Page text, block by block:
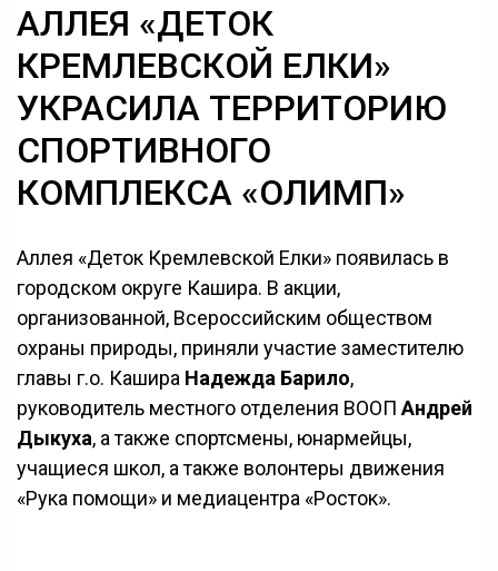
АЛЛЕЯ «ДЕТОК
КРЕМЛЕВСКОЙ ЕЛКИ»
УКРАСИЛА ТЕРРИТОРИЮ
СПОРТИВНОГО
КОМПЛЕКСА «ОЛИМП»
Аллея «Деток Кремлевской Елки» появилась в
городском округе Кашира. В акции,
организованной, Всероссийским обществом
охраны природы, приняли участие заместителю
главы г.о. Кашира Надежда Барило,
руководитель местного отделения ВООП Андрей
Дыкуха, а также спортсмены, юнармейцы,
учащиеся школ, а также волонтеры движения
«Рука помощи» и медиацентра «Росток».